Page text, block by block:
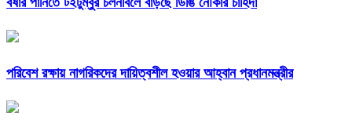
পরিবেশ রক্ষায় নাগরিকদের দায়িত্বশীল হওয়ার আহ্বান প্রধানমন্ত্রীর